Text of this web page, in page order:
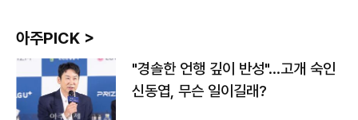
아주PICK >
"경솔한 언행 깊이 반성"…고개 숙인
신동엽, 무슨 일이길래?